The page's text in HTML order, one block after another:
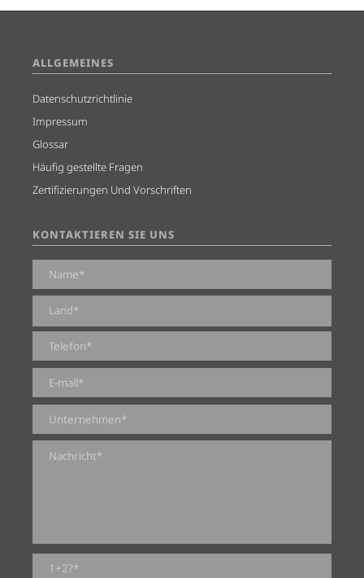
ALLGEMEINES
Datenschutzrichtlinie
Impressum
Glossar
Häufig gestellte Fragen
Zertifizierungen Und Vorschriften
KONTAKTIEREN SIE UNS
0 von 2000 max. Zeichenanzahl